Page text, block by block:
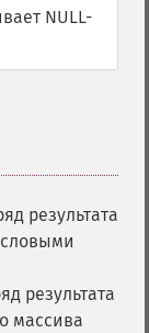
NULL-
результата
результата
массива